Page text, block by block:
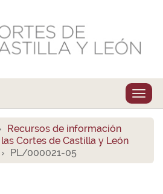
Recursos de información
Cortes de Castilla y León
PL/000021-05